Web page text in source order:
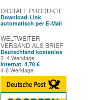
DIGITALE PRODUKTE
Download-Link
automatisch per E-Mail
WELTWEITER
VERSAND ALS BRIEF
Deutschland kostenlos
2–4 Werktage
Internat. 4,70 €
4-6 Werktage